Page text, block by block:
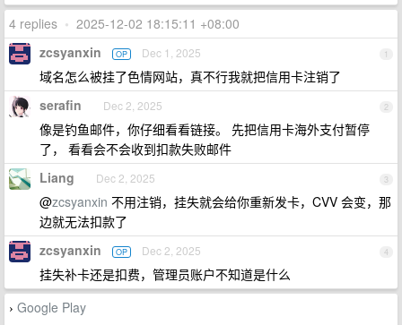
4 replies • 2025-12-02 18:15:11 +08:00
1
zcsyanxin OP Dec 1, 2025
域名怎么被挂了色情网站，真不行我就把信用卡注销了
2
serafin Dec 2, 2025
像是钓鱼邮件，你仔细看看链接。 先把信用卡海外支付暂停
了， 看看会不会收到扣款失败邮件
3
Liang Dec 2, 2025
@zcsyanxin 不用注销，挂失就会给你重新发卡，CVV 会变，那
边就无法扣款了
4
zcsyanxin OP Dec 2, 2025
挂失补卡还是扣费，管理员账户不知道是什么
› Google Play